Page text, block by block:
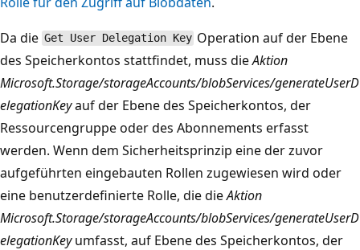
Da die Get User Delegation Key Operation auf der Ebene
des Speicherkontos stattfindet, muss dieAktion
Microsoft.Storage/storageAccounts/blobServices/generateUserD
elegationKeyauf der Ebene des Speicherkontos, der
Ressourcengruppe oder des Abonnements erfasst
werden. Wenn dem Sicherheitsprinzip eine der zuvor
aufgeführten eingebauten Rollen zugewiesen wird oder
eine benutzerdefinierte Rolle, die dieAktion
Microsoft.Storage/storageAccounts/blobServices/generateUserD
elegationKeyumfasst, auf Ebene des Speicherkontos, der